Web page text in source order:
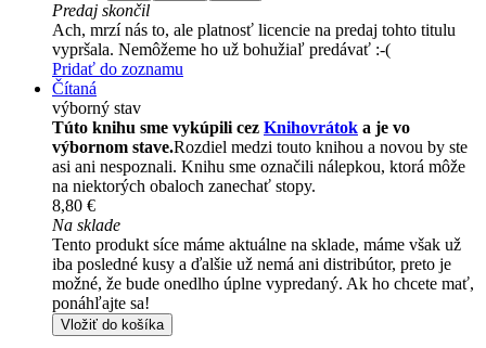
Predaj skončil
Ach, mrzí nás to, ale platnosť licencie na predaj tohto titulu
vypršala. Nemôžeme ho už bohužiaľ predávať :-(
Pridať do zoznamu
Čítaná
výborný stav
Túto knihu sme vykúpili cez Knihovrátok a je vo
výbornom stave.Rozdiel medzi touto knihou a novou by ste
asi ani nespoznali. Knihu sme označili nálepkou, ktorá môže
na niektorých obaloch zanechať stopy.
8,80 €
Na sklade
Tento produkt síce máme aktuálne na sklade, máme však už
iba posledné kusy a ďalšie už nemá ani distribútor, preto je
možné, že bude onedlho úplne vypredaný. Ak ho chcete mať,
ponáhľajte sa!
Vložiť do košíka